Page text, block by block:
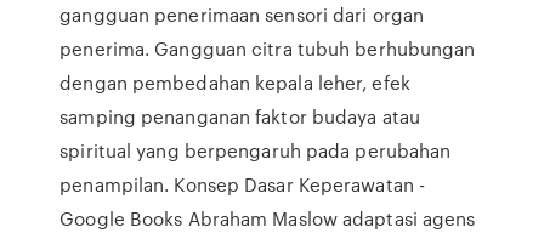
gangguan penerimaan sensori dari organ
penerima. Gangguan citra tubuh berhubungan
dengan pembedahan kepala leher, efek
samping penanganan faktor budaya atau
spiritual yang berpengaruh pada perubahan
penampilan. Konsep Dasar Keperawatan -
Google Books Abraham Maslow adaptasi agens